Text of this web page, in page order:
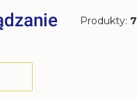
Produkty: 7